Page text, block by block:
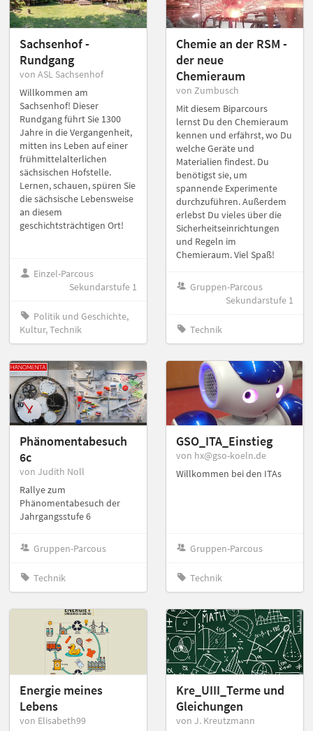
Sachsenhof -
Rundgang
von ASL Sachsenhof
Willkommen am
Sachsenhof! Dieser
Rundgang führt Sie 1300
Jahre in die Vergangenheit,
mitten ins Leben auf einer
frühmittelalterlichen
sächsischen Hofstelle.
Lernen, schauen, spüren Sie
die sächsische Lebensweise
an diesem
geschichtsträchtigen Ort!
Einzel-Parcous
Sekundarstufe 1
Politik und Geschichte,
Kultur, Technik
Chemie an der RSM -
der neue
Chemieraum
von Zumbusch
Mit diesem Biparcours
lernst Du den Chemieraum
kennen und erfährst, wo Du
welche Geräte und
Materialien findest. Du
benötigst sie, um
spannende Experimente
durchzuführen. Außerdem
erlebst Du vieles über die
Sicherheitseinrichtungen
und Regeln im
Chemieraum. Viel Spaß!
Gruppen-Parcous
Sekundarstufe 1
Technik
Phänomentabesuch
6c
von Judith Noll
Rallye zum
Phänomentabesuch der
Jahrgangsstufe 6
Gruppen-Parcous
Technik
GSO_ITA_Einstieg
von hx@gso-koeln.de
Willkommen bei den ITAs
Gruppen-Parcous
Technik
Energie meines
Lebens
von Elisabeth99
Kre_UIII_Terme und
Gleichungen
von J. Kreutzmann